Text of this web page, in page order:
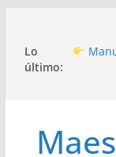
contenido
Lo
último:
amor
de la